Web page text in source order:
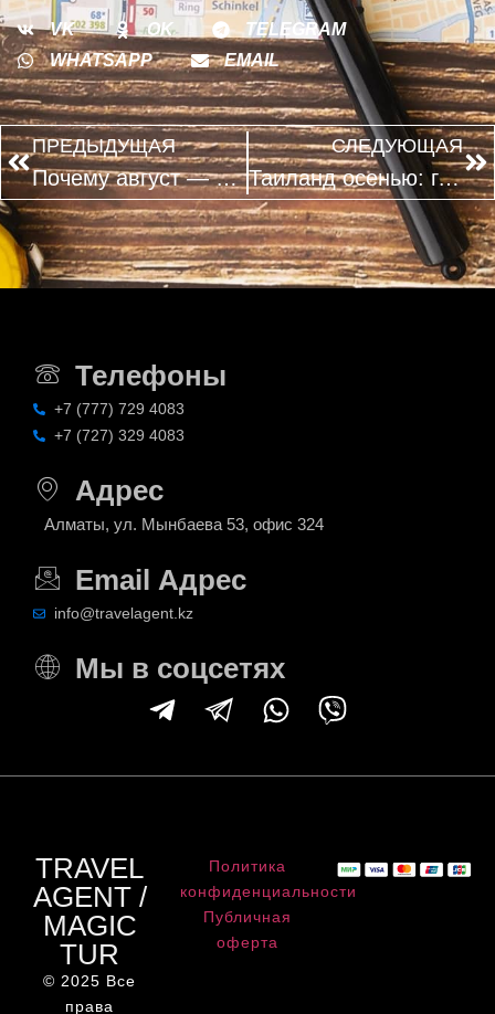
VK OK
TELEGRAM
WHATSAPP
EMAIL
ПРЕДЫДУЩАЯ
Почему август — хороший момент спланировать осенний отпуск
СЛЕДУЮЩАЯ
Таиланд осенью: где меньше дождей и спокойнее море
Телефоны
+7 (777) 729 4083
+7 (727) 329 4083
Адрес
Алматы, ул. Мынбаева 53, офис 324
Email Адрес
info@travelagent.kz
Мы в соцсетях
TRAVEL
AGENT /
MAGIC
TUR
© 2025 Все
права
Политика
конфиденциальности
Публичная
оферта